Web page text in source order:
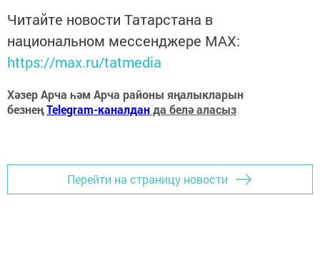
Читайте новости Татарстана в
национальном мессенджере MАХ:
https://max.ru/tatmedia
Хәзер Арча һәм Арча районы яңалыкларын
безнеңTelegram-каналданда белә аласыз
Перейти на страницу новости